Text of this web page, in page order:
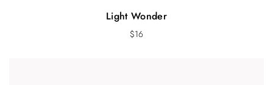
Light Wonder
$16